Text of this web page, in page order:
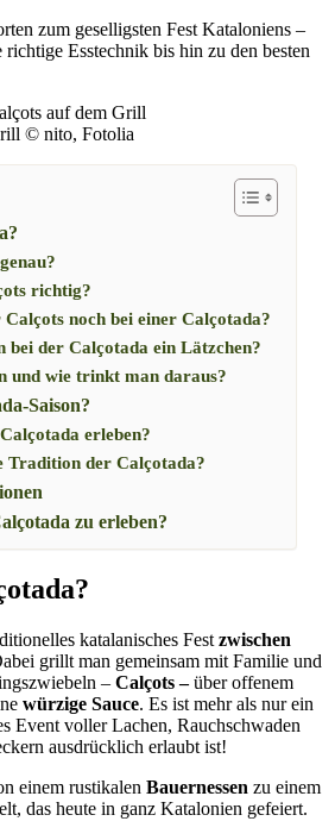
zum geselligsten Fest Kataloniens –
richtige Esstechnik bis hin zu den besten
© nito, Fotolia
richtig?
Calçots noch bei einer Calçotada?
der Calçotada ein Lätzchen?
und wie trinkt man daraus?
Saison?
erleben?
Tradition der Calçotada?
zu erleben?
katalanisches Fest zwischen
grillt man gemeinsam mit Familie und
– Calçots –über offenem
würzige Sauce. Es ist mehr als nur ein
Event voller Lachen, Rauchschwaden
ausdrücklich erlaubt ist!
einem rustikalen Bauernessen zu einem
das heute in ganz Katalonien gefeiert.